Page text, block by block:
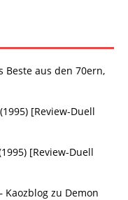
Beste aus den 70ern,
[Review-Duell
[Review-Duell
Kaozblog zu Demon